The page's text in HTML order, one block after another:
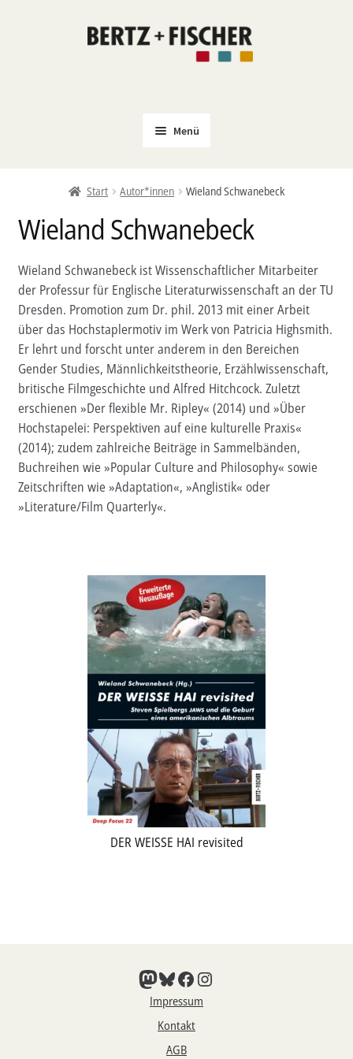
Zur
Zum
Menü
Coming Soon
Politik
Untermenü
PROKLA
Open Access
Untermenü
öffnen
Film & Kultur
Untermenü
öffnen
Autor*innen
Aktuelles
Verlag
Handel
Service
Untermenü
Newsletter
Start Autor*innen Wieland Schwanebeck
Wieland Schwanebeck
Wieland Schwanebeck ist Wissenschaftlicher Mitarbeiter
der Professur für Englische Literaturwissenschaft an der TU
Dresden. Promotion zum Dr. phil. 2013 mit einer Arbeit
über das Hochstaplermotiv im Werk von Patricia Highsmith.
Er lehrt und forscht unter anderem in den Bereichen
Gender Studies, Männlichkeitstheorie, Erzählwissenschaft,
britische Filmgeschichte und Alfred Hitchcock. Zuletzt
erschienen »Der flexible Mr. Ripley« (2014) und »Über
Hochstapelei: Perspektiven auf eine kulturelle Praxis«
(2014); zudem zahlreiche Beiträge in Sammelbänden,
Buchreihen wie »Popular Culture and Philosophy« sowie
Zeitschriften wie »Adaptation«, »Anglistik« oder
»Literature/Film Quarterly«.
DER WEISSE HAI revisited
Mastodon
Bluesky
Facebook
Instagram
Impressum
Kontakt
AGB